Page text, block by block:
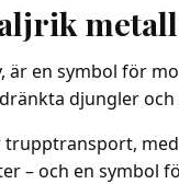
är en symbol för
djungler och
– och en symbol